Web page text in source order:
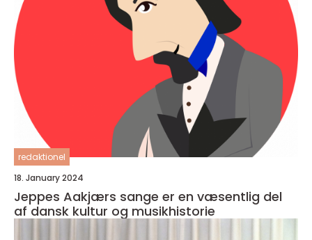
redaktionel
18. January 2024
Jeppes Aakjærs sange er en væsentlig del
af dansk kultur og musikhistorie